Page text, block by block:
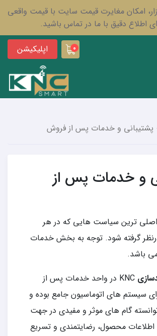
امکان مغایرت قیمت سایت با قیمت واقعی
اطلاع دقیق با ما در تماس باشید.
0 اپلیکیشن
پشتیبانی و خدمات پس از فروش
و خدمات پس از
اصلی ترین سیاست هایی که در هر
گرفته شود. توجه به بخش خدمات
باشد.
KNC در واحد خدمات پس از
سیستم های اتوماسیون جامع بوده و
گام های موثر و مفیدی در جهت
محصول، رضایتمندی و تسریع